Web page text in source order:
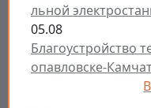
льной
05.08
Благоустройство
опавловске-